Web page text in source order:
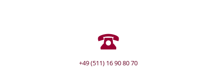
+49 (511) 16 90 80 70